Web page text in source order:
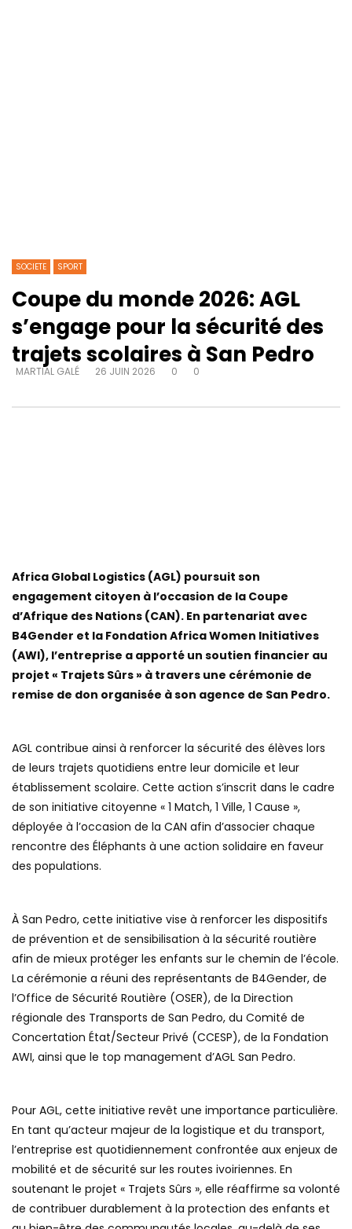
SOCIETE SPORT
Coupe du monde 2026: AGL
s’engage pour la sécurité des
trajets scolaires à San Pedro
MARTIAL GALÉ 26 JUIN 2026 0 0
Africa Global Logistics (AGL) poursuit son
engagement citoyen à l’occasion de la Coupe
d’Afrique des Nations (CAN). En partenariat avec
B4Gender et la Fondation Africa Women Initiatives
(AWI), l’entreprise a apporté un soutien financier au
projet « Trajets Sûrs » à travers une cérémonie de
remise de don organisée à son agence de San Pedro.
AGL contribue ainsi à renforcer la sécurité des élèves lors
de leurs trajets quotidiens entre leur domicile et leur
établissement scolaire. Cette action s’inscrit dans le cadre
de son initiative citoyenne « 1 Match, 1 Ville, 1 Cause »,
déployée à l’occasion de la CAN afin d’associer chaque
rencontre des Éléphants à une action solidaire en faveur
des populations.
À San Pedro, cette initiative vise à renforcer les dispositifs
de prévention et de sensibilisation à la sécurité routière
afin de mieux protéger les enfants sur le chemin de l’école.
La cérémonie a réuni des représentants de B4Gender, de
l’Office de Sécurité Routière (OSER), de la Direction
régionale des Transports de San Pedro, du Comité de
Concertation État/Secteur Privé (CCESP), de la Fondation
AWI, ainsi que le top management d’AGL San Pedro.
Pour AGL, cette initiative revêt une importance particulière.
En tant qu’acteur majeur de la logistique et du transport,
l’entreprise est quotidiennement confrontée aux enjeux de
mobilité et de sécurité sur les routes ivoiriennes. En
soutenant le projet « Trajets Sûrs », elle réaffirme sa volonté
de contribuer durablement à la protection des enfants et